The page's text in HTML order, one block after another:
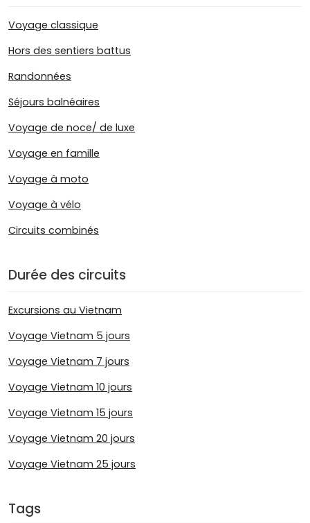
Voyage classique
Hors des sentiers battus
Randonnées
Séjours balnéaires
Voyage de noce/ de luxe
Voyage en famille
Voyage à moto
Voyage à vélo
Circuits combinés
Durée des circuits
Excursions au Vietnam
Voyage Vietnam 5 jours
Voyage Vietnam 7 jours
Voyage Vietnam 10 jours
Voyage Vietnam 15 jours
Voyage Vietnam 20 jours
Voyage Vietnam 25 jours
Tags